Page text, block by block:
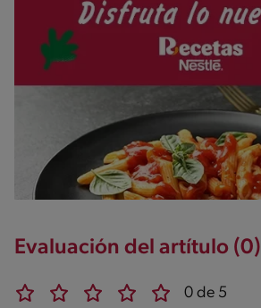
Evaluación del artítulo (0)
0 de 5